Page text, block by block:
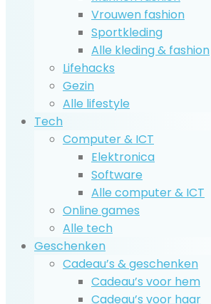
Vrouwen fashion
Sportkleding
Alle kleding & fashion
Lifehacks
Gezin
Alle lifestyle
Tech
Computer & ICT
Elektronica
Software
Alle computer & ICT
Online games
Alle tech
Geschenken
Cadeau’s & geschenken
Cadeau’s voor hem
Cadeau’s voor haar